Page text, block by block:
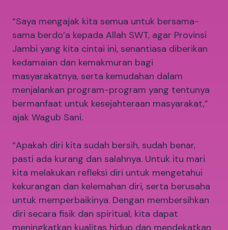
“Saya mengajak kita semua untuk bersama-
sama berdo’a kepada Allah SWT, agar Provinsi
Jambi yang kita cintai ini, senantiasa diberikan
kedamaian dan kemakmuran bagi
masyarakatnya, serta kemudahan dalam
menjalankan program-program yang tentunya
bermanfaat untuk kesejahteraan masyarakat,”
ajak Wagub Sani.
“Apakah diri kita sudah bersih, sudah benar,
pasti ada kurang dan salahnya. Untuk itu mari
kita melakukan refleksi diri untuk mengetahui
kekurangan dan kelemahan diri, serta berusaha
untuk memperbaikinya. Dengan membersihkan
diri secara fisik dan spiritual, kita dapat
meningkatkan kualitas hidup dan mendekatkan